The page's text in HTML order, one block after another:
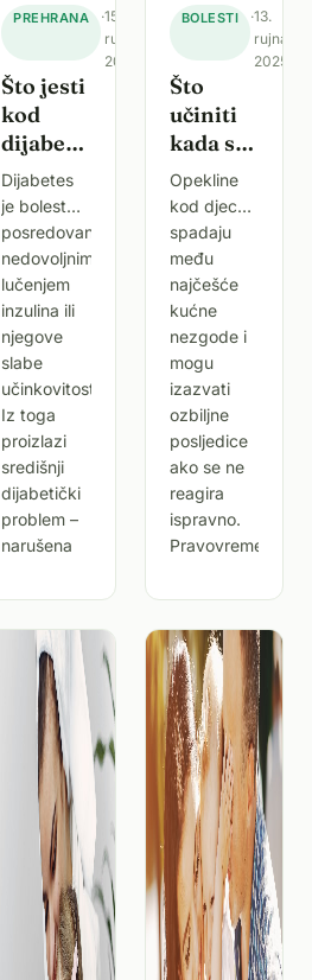
PREHRANA ·15.
rujna
2025.
Što jesti
kod
dijabetesa?
Vodič
kroz
prehranu,
namirnice
i
primjer
jelovnika
Dijabetes
je bolest
posredovana
nedovoljnim
lučenjem
inzulina ili
njegove
slabe
učinkovitosti.
Iz toga
proizlazi
središnji
dijabetički
problem –
narušena
BOLESTI ·13.
rujna
2025.
Što
učiniti
kada se
dijete
opeče?
Opekline
kod djece
spadaju
među
najčešće
kućne
nezgode i
mogu
izazvati
ozbiljne
posljedice
ako se ne
reagira
ispravno.
Pravovremena
prva
ključn